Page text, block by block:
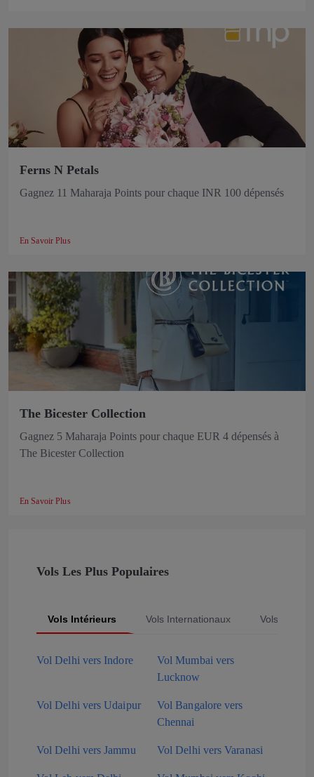
Ferns N Petals
Gagnez 11 Maharaja Points pour chaque INR 100 dépensés
En Savoir Plus
The Bicester Collection
Gagnez 5 Maharaja Points pour chaque EUR 4 dépensés à
The Bicester Collection
En Savoir Plus
Vols Les Plus Populaires
Vols Intérieurs Vols Internationaux Vols
Vol Delhi vers Indore
Vol Mumbai vers
Lucknow
Vol Delhi vers Udaipur
Vol Bangalore vers
Chennai
Vol Delhi vers Jammu Vol Delhi vers Varanasi